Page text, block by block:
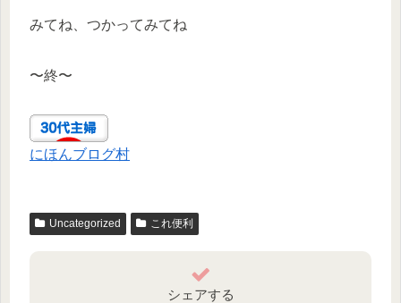
みてね、つかってみてね
〜終〜
にほんブログ村
Uncategorized これ便利
シェアする